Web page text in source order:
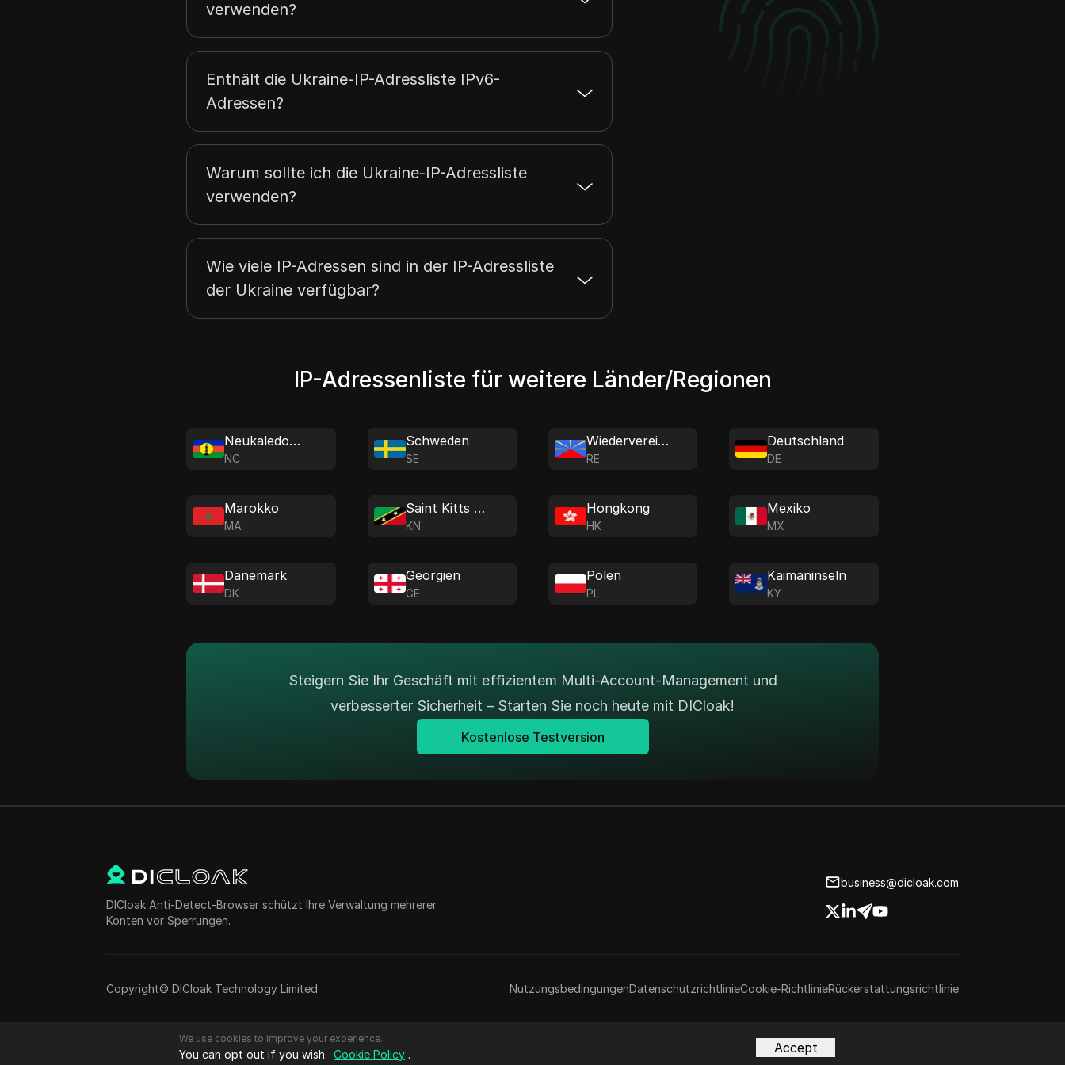
verwenden?
Enthält die Ukraine-IP-Adressliste IPv6-
Adressen?
Warum sollte ich die Ukraine-IP-Adressliste
verwenden?
Wie viele IP-Adressen sind in der IP-Adressliste
der Ukraine verfügbar?
IP-Adressenliste für weitere Länder/Regionen
Neukaledonien
NC
Schweden
SE
Wiedervereinigung
RE
Deutschland
DE
Marokko
MA
Saint Kitts und Nevis
KN
Hongkong
HK
Mexiko
MX
Dänemark
DK
Georgien
GE
Polen
PL
Kaimaninseln
KY
Steigern Sie Ihr Geschäft mit effizientem Multi-Account-Management und
verbesserter Sicherheit – Starten Sie noch heute mit DICloak!
Kostenlose Testversion
DICloak Anti-Detect-Browser schützt Ihre Verwaltung mehrerer
Konten vor Sperrungen.
business@dicloak.com
Copyright© DICloak Technology Limited NutzungsbedingungenDatenschutzrichtlinieCookie-RichtlinieRückerstattungsrichtlinie
We use cookies to improve your experience.
You can opt out if you wish. Cookie Policy . Accept